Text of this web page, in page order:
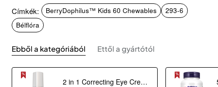
Címkék: BerryDophilus™ Kids 60 Chewables
293-6
Bélflóra
Ebből a kategóriából Ettől a gyártótól
2 in 1 Correcting Eye Cream (30 ml)